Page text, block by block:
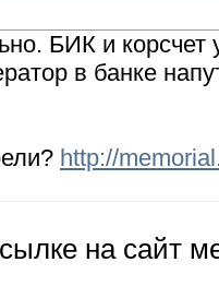
БИК и
в банке
http://
на сайт